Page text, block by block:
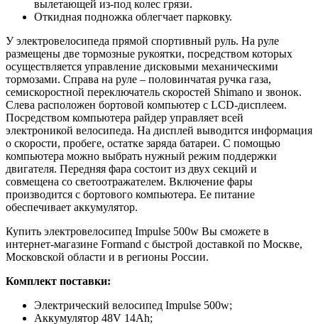
вылетающей из-под колес грязи.
Откидная подножка облегчает парковку.
У электровелосипеда прямой спортивный руль. На руле
размещены две тормозные рукоятки, посредством которых
осуществляется управление дисковыми механическими
тормозами. Справа на руле – половинчатая ручка газа,
семискоростной переключатель скоростей Shimano и звонок.
Слева расположен бортовой компьютер с LCD-дисплеем.
Посредством компьютера райдер управляет всей
электроникой велосипеда. На дисплей выводится информация
о скорости, пробеге, остатке заряда батареи. С помощью
компьютера можно выбрать нужный режим поддержки
двигателя. Передняя фара состоит из двух секций и
совмещена со светоотражателем. Включение фары
производится с бортового компьютера. Ее питание
обеспечивает аккумулятор.
Купить электровелосипед Impulse 500w Вы сможете в
интернет-магазине Formand с быстрой доставкой по Москве,
Московской области и в регионы России.
Комплект поставки:
Электрический велосипед Impulse 500w;
Аккумулятор 48V 14Ah;